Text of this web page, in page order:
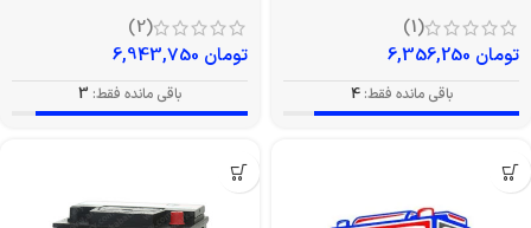
(1)
تومان
باقی مانده فقط: 4
(2)
تومان
باقی مانده فقط: 3